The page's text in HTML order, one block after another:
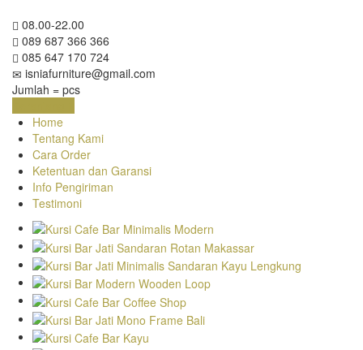
08.00-22.00
089 687 366 366
085 647 170 724
isniafurniture@gmail.com
Jumlah = pcs
Home
Tentang Kami
Cara Order
Ketentuan dan Garansi
Info Pengiriman
Testimoni